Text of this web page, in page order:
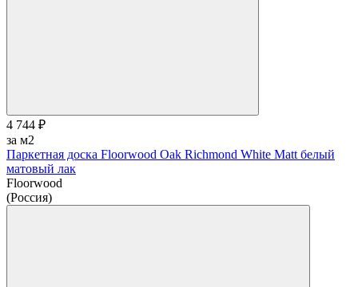
4 744 ₽
за м2
Паркетная доска Floorwood Oak Richmond White Matt белый
матовый лак
Floorwood
(Россия)